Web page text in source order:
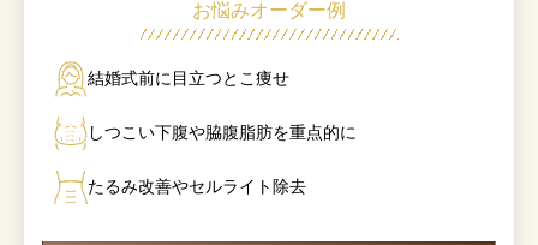
お悩みオーダー例
結婚式前に目立つとこ痩せ
しつこい下腹や脇腹脂肪を重点的に
たるみ改善やセルライト除去